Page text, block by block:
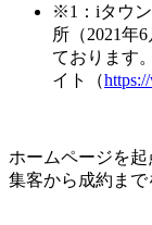
※1：iタウ
所（2021年
ております
イト（
ホームページを起
集客から成約ま